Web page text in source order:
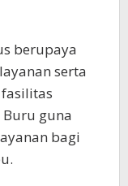
berupaya
serta
guna
bagi